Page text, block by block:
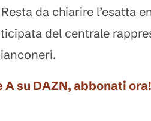
da chiarire l’esatta
del centrale
A su DAZN, abbonati ora!